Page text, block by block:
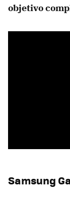
objetivo
Samsung